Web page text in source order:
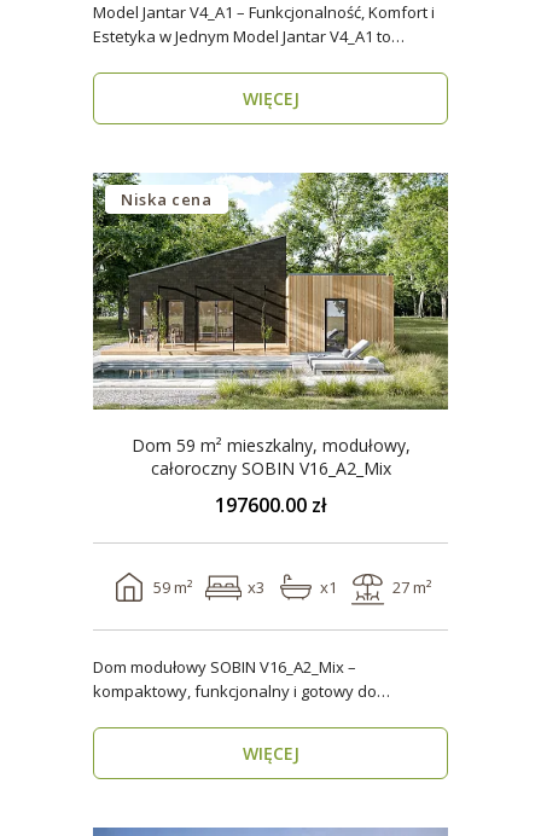
Model Jantar V4_A1 – Funkcjonalność, Komfort i
Estetyka w Jednym Model Jantar V4_A1 to
WIĘCEJ
Niska cena
Dom 59 m² mieszkalny, modułowy,
całoroczny SOBIN V16_A2_Mix
197600.00 zł
59 m² x3 x1 27 m²
Dom modułowy SOBIN V16_A2_Mix –
kompaktowy, funkcjonalny i gotowy do
WIĘCEJ